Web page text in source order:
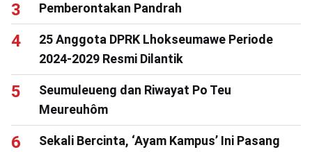
Pemberontakan Pandrah
25 Anggota DPRK Lhokseumawe Periode
2024-2029 Resmi Dilantik
Seumuleueng dan Riwayat Po Teu
Meureuhôm
Sekali Bercinta, ‘Ayam Kampus’ Ini Pasang